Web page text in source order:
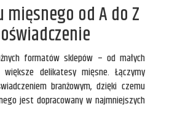
od A do Z
formatów sklepów – od małych
delikatesy mięsne. Łączymy
branżowym, dzięki czemu
jest dopracowany w najmniejszych